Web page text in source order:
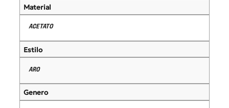
Material
ACETATO
Estilo
ARO
Genero